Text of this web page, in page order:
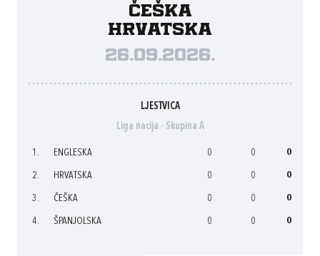
Češka
Hrvatska
26.09.2026.
LJESTVICA
Liga nacija - Skupina A
1. ENGLESKA 0 0 0
2. HRVATSKA 0 0 0
3. ČEŠKA 0 0 0
4. ŠPANJOLSKA 0 0 0